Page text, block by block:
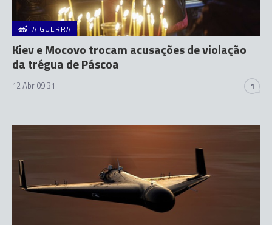
A GUERRA
Kiev e Mocovo trocam acusações de violação
da trégua de Páscoa
12 Abr 09:31 1